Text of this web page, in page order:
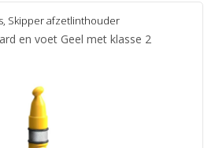
, Skipper afzetlinthouder
en voet Geel met klasse 2